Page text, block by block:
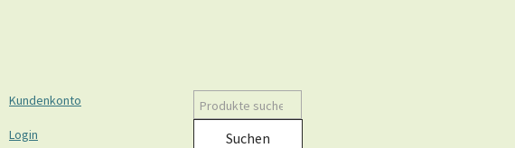
Kundenkonto
Login Suchen